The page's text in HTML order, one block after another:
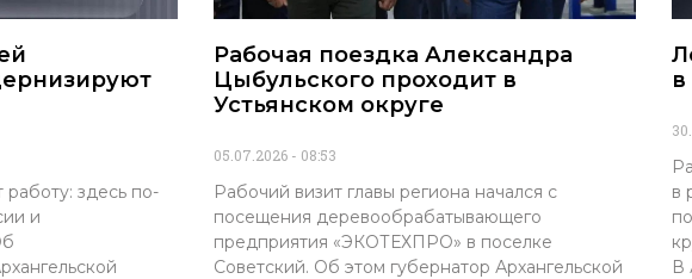
здесь по-
и
Рабочая поездка Александра
Цыбульского проходит в
Устьянском округе
05.07.2026 08:53
Рабочий визит главы региона начался с
посещения деревообрабатывающего
предприятия «ЭКОТЕХПРО» в поселке
Советский. Об этом губернатор Архангельской
в
В